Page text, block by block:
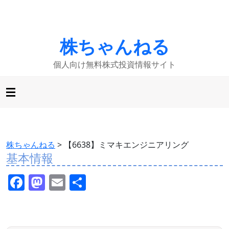
株ちゃんねる
個人向け無料株式投資情報サイト
株ちゃんねる > 【6638】ミマキエンジニアリング
基本情報
F M E